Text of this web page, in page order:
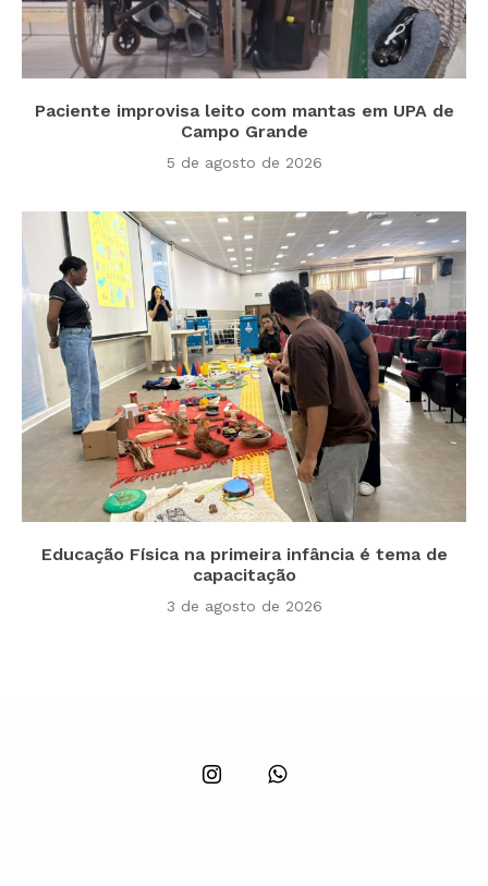
Paciente improvisa leito com mantas em UPA de
Campo Grande
5 de agosto de 2026
Educação Física na primeira infância é tema de
capacitação
3 de agosto de 2026